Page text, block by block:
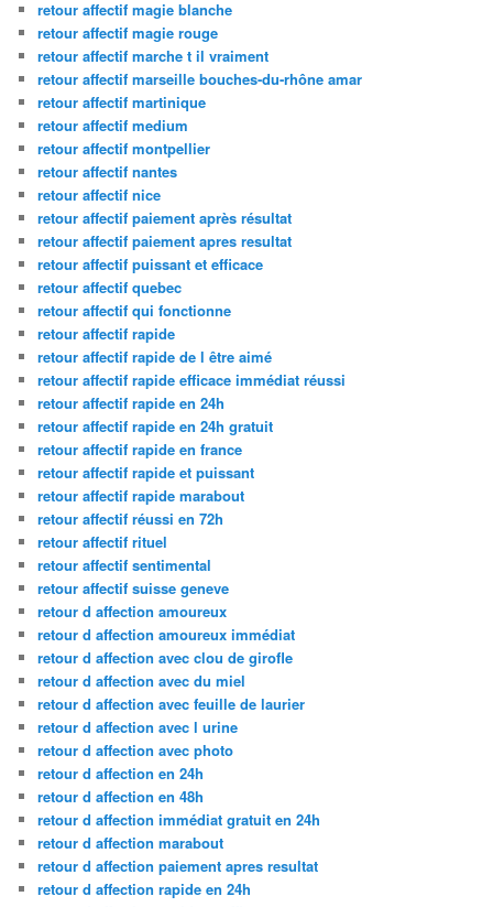
retour affectif magie blanche
retour affectif magie rouge
retour affectif marche t il vraiment
retour affectif marseille bouches-du-rhône amar
retour affectif martinique
retour affectif medium
retour affectif montpellier
retour affectif nantes
retour affectif nice
retour affectif paiement après résultat
retour affectif paiement apres resultat
retour affectif puissant et efficace
retour affectif quebec
retour affectif qui fonctionne
retour affectif rapide
retour affectif rapide de l être aimé
retour affectif rapide efficace immédiat réussi
retour affectif rapide en 24h
retour affectif rapide en 24h gratuit
retour affectif rapide en france
retour affectif rapide et puissant
retour affectif rapide marabout
retour affectif réussi en 72h
retour affectif rituel
retour affectif sentimental
retour affectif suisse geneve
retour d affection amoureux
retour d affection amoureux immédiat
retour d affection avec clou de girofle
retour d affection avec du miel
retour d affection avec feuille de laurier
retour d affection avec l urine
retour d affection avec photo
retour d affection en 24h
retour d affection en 48h
retour d affection immédiat gratuit en 24h
retour d affection marabout
retour d affection paiement apres resultat
retour d affection rapide en 24h